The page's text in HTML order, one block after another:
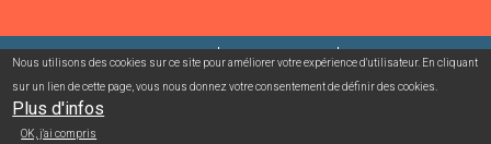
©2026 USACcgt Mentions légales Contact
Campagnes mailing/abonnement
Nous utilisons des cookies sur ce site pour améliorer votre expérience d'utilisateur. En cliquant
sur un lien de cette page, vous nous donnez votre consentement de définir des cookies.
Plus d'infos
OK, j'ai compris